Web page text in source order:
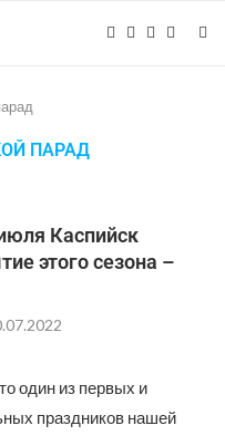
ПАРАД
Каспийск
этого сезона –
один из первых и
праздников нашей